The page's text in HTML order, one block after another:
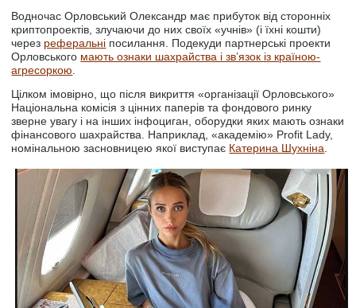
Водночас Орловський Олександр має прибуток від сторонніх
криптопроектів, злучаючи до них своїх «учнів» (і їхні кошти)
через реферальні посилання. Подекуди партнерські проекти
Орловського мають ознаки шахрайства і зв’язок із країною-
агресоркою.
Цілком імовірно, що після викриття «організації Орловського»
Національна комісія з цінних паперів та фондового ринку
зверне увагу і на інших інфоциган, оборудки яких мають ознаки
фінансового шахрайства. Наприклад, «академію» Profit Lady,
номінальною засновницею якої виступає Катерина Шухніна.